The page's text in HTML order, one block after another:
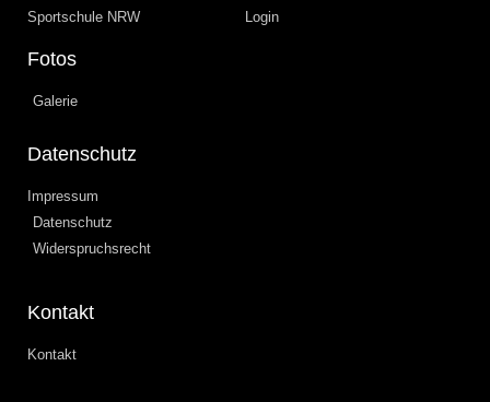
Sportschule NRW
Fotos
Galerie
Login
Datenschutz
Impressum
Datenschutz
Widerspruchsrecht
Kontakt
Kontakt